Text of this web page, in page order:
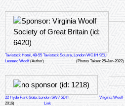
Tavistock Hotel, 48-55 Tavistock Square, London WC1H 9EU
Leonard Woolf(Author) (Photos Taken: 25-Jan-2022)
22 Hyde Park Gate, London SW7 5DH Virginia Woolf
2016)
Link